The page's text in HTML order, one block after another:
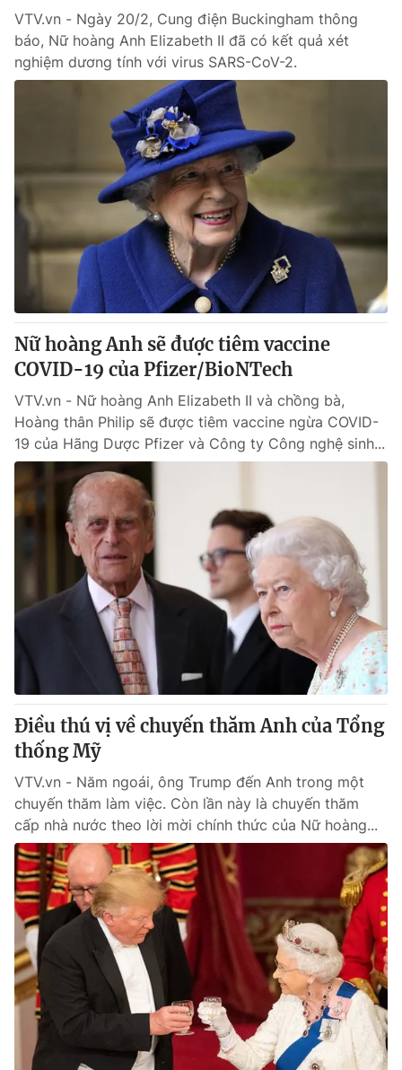
Liên hệ tòa soạn English
Theo dõi báo trên
Cơ quan chủ quản:Đài Truyền hình Việt Nam
Cơ quan báo chí:
Thời báo VTV
Giấy phép hoạt động báo in và báo điện tử số 483/GP-BTTTT
cấp ngày 29/12/2023
Tổng Biên tập:Vũ Thanh Thủy
Phó Tổng Biên tập:Nguyễn Thị Mỹ Hạnh, Phạm Quốc Thắng,
Nguyễn Trọng Ninh
024.38 355 931 - 024.38 355 932
Ðiện thoại Thời báo VTV:024.66 897 897
Email:toasoan@vtv.vn
Liên hệ quảng cáo:024-7300.7108
® Cấm sao chép dưới mọi hình thức nếu không có sự chấp
thuận bằng văn bản. Ghi rõ nguồn VTV.vn khi phát hành lại
thông tin từ website này.
VTV.vn - Ngày 20/2, Cung điện Buckingham thông
báo, Nữ hoàng Anh Elizabeth II đã có kết quả xét
nghiệm dương tính với virus SARS-CoV-2.
Nữ hoàng Anh sẽ được tiêm vaccine
COVID-19 của Pfizer/BioNTech
VTV.vn - Nữ hoàng Anh Elizabeth II và chồng bà,
Hoàng thân Philip sẽ được tiêm vaccine ngừa COVID-
19 của Hãng Dược Pfizer và Công ty Công nghệ sinh...
Điều thú vị về chuyến thăm Anh của Tổng
thống Mỹ
VTV.vn - Năm ngoái, ông Trump đến Anh trong một
chuyến thăm làm việc. Còn lần này là chuyến thăm
cấp nhà nước theo lời mời chính thức của Nữ hoàng...